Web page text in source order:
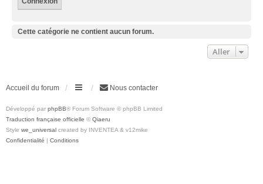
Cette catégorie ne contient aucun forum.
Aller
Accueil du forum Nous contacter
Développé par phpBB® Forum Software © phpBB Limited
Traduction française officielle © Qiaeru
Style we_universal created by INVENTEA & v12mike
Confidentialité | Conditions